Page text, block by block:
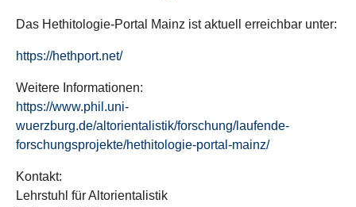
Das Hethitologie-Portal Mainz ist aktuell erreichbar unter:
https://hethport.net/
Weitere Informationen:
https://www.phil.uni-
wuerzburg.de/altorientalistik/forschung/laufende-
forschungsprojekte/hethitologie-portal-mainz/
Kontakt:
Lehrstuhl für Altorientalistik